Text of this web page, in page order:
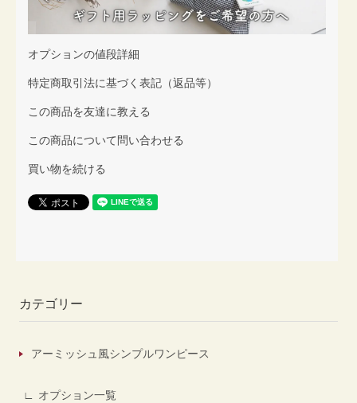
オプションの値段詳細
特定商取引法に基づく表記（返品等）
この商品を友達に教える
この商品について問い合わせる
買い物を続ける
カテゴリー
アーミッシュ風シンプルワンピース
オプション一覧